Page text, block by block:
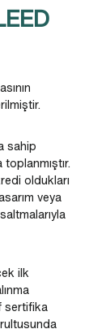
sahip
oldukları
veya
ilk
sertifika